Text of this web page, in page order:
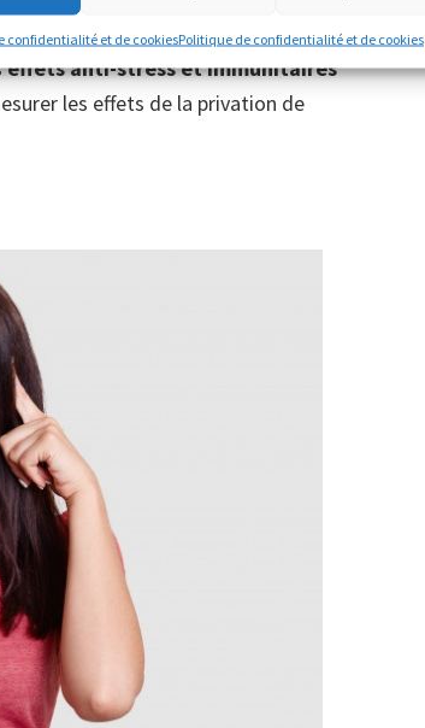
confidentialité et de cookiesPolitique de confidentialité et de cookies
effets anti-stress et immunitaires
les effets de la privation de